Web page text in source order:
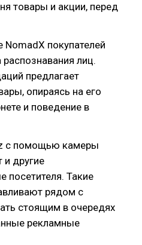
товары и акции, перед
NomadX покупателей
лиц.
предлагает
опираясь на его
и поведение в
с помощью камеры
и другие
посетителя. Такие
рядом с
стоящим в очередях
рекламные